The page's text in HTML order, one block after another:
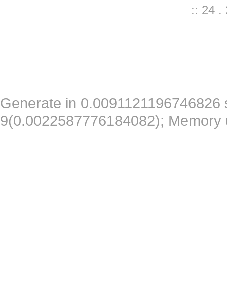
:: 24 .
Generate in
9(0.0022587776184082); Memory